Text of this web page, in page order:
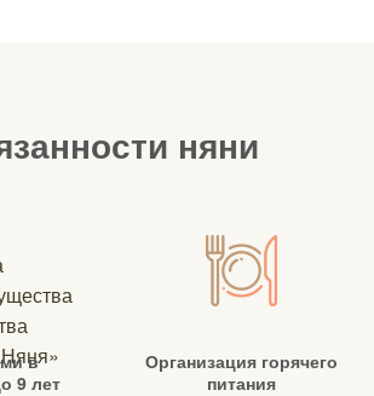
няни
в
9 лет
Организация горячего
питания